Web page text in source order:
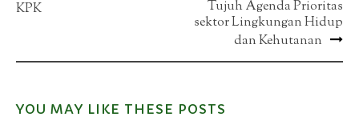
KPK
Tujuh Agenda Prioritas
sektor Lingkungan Hidup
dan Kehutanan
YOU MAY LIKE THESE POSTS